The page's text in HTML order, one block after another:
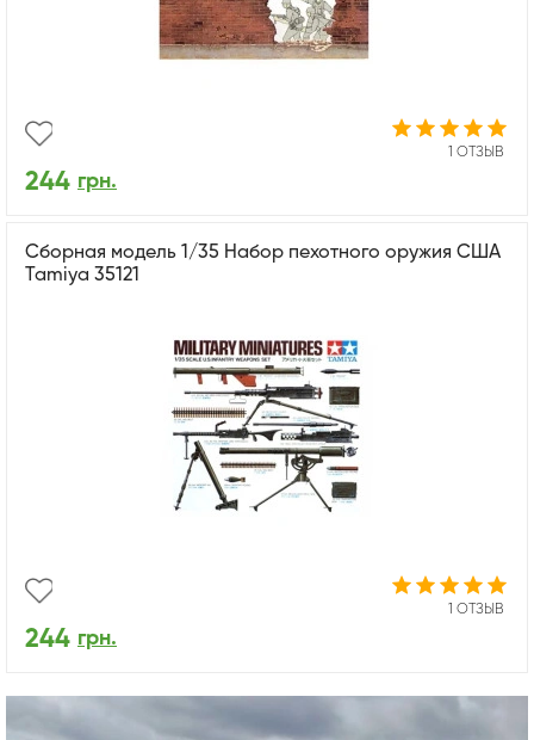
1 ОТЗЫВ
244 грн.
Сборная модель 1/35 Набор пехотного оружия США
Tamiya 35121
1 ОТЗЫВ
244 грн.